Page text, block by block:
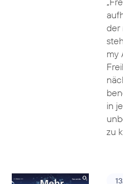
der
my
in
zu